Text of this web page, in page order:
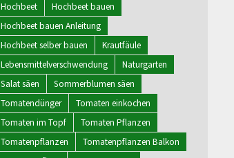
Hochbeet
Hochbeet bauen
Hochbeet bauen Anleitung
Hochbeet selber bauen
Krautfäule
Lebensmittelverschwendung
Naturgarten
Salat säen
Sommerblumen säen
Tomatendünger
Tomaten einkochen
Tomaten im Topf
Tomaten Pflanzen
Tomatenpflanzen
Tomatenpflanzen Balkon